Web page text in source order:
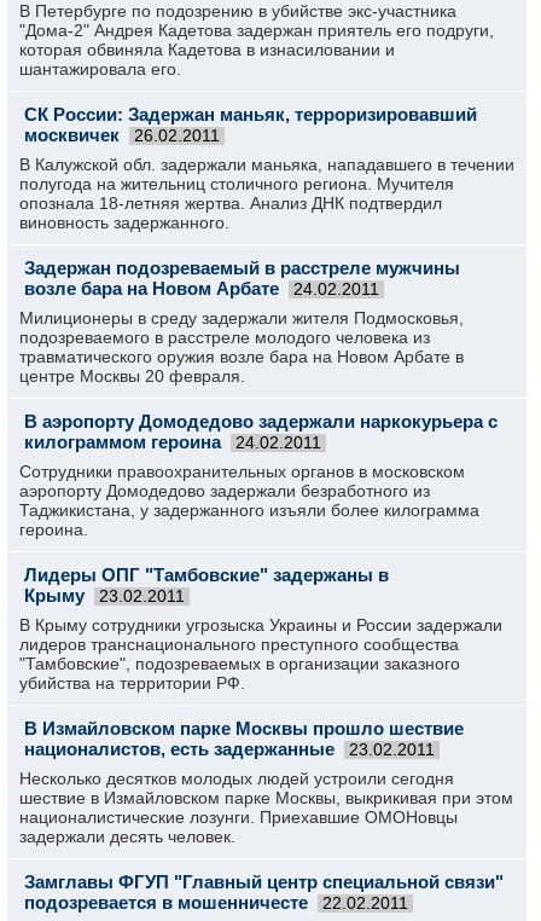
В Петербурге по подозрению в убийстве экс-участника
"Дома-2" Андрея Кадетова задержан приятель его подруги,
которая обвиняла Кадетова в изнасиловании и
шантажировала его.
СК России: Задержан маньяк, терроризировавший
москвичек
26.02.2011
В Калужской обл. задержали маньяка, нападавшего в течении
полугода на жительниц столичного региона. Мучителя
опознала 18-летняя жертва. Анализ ДНК подтвердил
виновность задержанного.
Задержан подозреваемый в расстреле мужчины
возле бара на Новом Арбате
24.02.2011
Милиционеры в среду задержали жителя Подмосковья,
подозреваемого в расстреле молодого человека из
травматического оружия возле бара на Новом Арбате в
центре Москвы 20 февраля.
В аэропорту Домодедово задержали наркокурьера с
килограммом героина
24.02.2011
Сотрудники правоохранительных органов в московском
аэропорту Домодедово задержали безработного из
Таджикистана, у задержанного изъяли более килограмма
героина.
Лидеры ОПГ "Тамбовские" задержаны в
Крыму
23.02.2011
В Крыму сотрудники угрозыска Украины и России задержали
лидеров транснационального преступного сообщества
"Тамбовские", подозреваемых в организации заказного
убийства на территории РФ.
В Измайловском парке Москвы прошло шествие
националистов, есть задержанные
23.02.2011
Несколько десятков молодых людей устроили сегодня
шествие в Измайловском парке Москвы, выкрикивая при этом
националистические лозунги. Приехавшие ОМОНовцы
задержали десять человек.
Замглавы ФГУП "Главный центр специальной связи"
подозревается в мошенничесте
22.02.2011